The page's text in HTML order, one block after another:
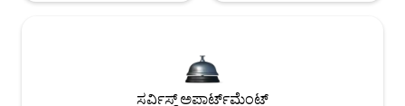
ಸರ್ವಿಸ್ಡ್ ಅಪಾರ್ಟ್‌ಮೆಂಟ್